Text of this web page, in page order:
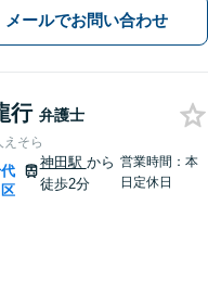
メールでお問い合わせ
行 弁護士
えそら
神田駅 から
徒歩2分
営業時間：本
日定休日